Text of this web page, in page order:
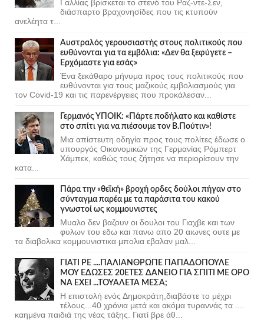
Γαλλίας βρίσκεται το στενό του Ραζ-ντε-Σεν,
διάσπαρτο βραχονησίδες που τις κτυπούν
ανελέητα τ...
Αυστραλός γερουσιαστής στους πολιτικούς που
ευθύνονται για τα εμβόλια: «Δεν θα ξεφύγετε –
Ερχόμαστε για εσάς»
Ένα ξεκάθαρο μήνυμα προς τους πολιτικούς που
ευθύνονται για τους μαζικούς εμβολιασμούς για
τον Covid-19 και τις παρενέργειες που προκάλεσαν...
Γερμανός ΥΠΟΙΚ: «Πάρτε ποδήλατο και καθίστε
στο σπίτι για να πιέσουμε τον Β.Πούτιν»!
Μια απίστευτη οδηγία προς τους πολίτες έδωσε ο
υπουργός Οικονομικών της Γερμανίας Ρόμπερτ
Χάμπεκ, καθώς τους ζήτησε να περιορίσουν την
κατα...
Πάρα την «θεϊκή» βροχή ορδες δούλοι πήγαν στο
σύνταγμα παρέα με τα παράσιτα του κακού
γνωστοί ως κομμουνιστες
Μυαλο δεν βαζουν οι δουλοι του Γιαχβε και των
φυλων του εδω και πανω απο 20 αιωνες ουτε με
τα διαβολικα κομμουνιστικα μπολια εβαλαν μαλ...
ΓΙΑΤΙ ΡΕ ....ΠΑΛΙΑΝΘΡΩΠΕ ΠΑΠΑΔΟΠΟΥΛΕ
ΜΟΥ ΕΔΩΣΕΣ 20ΕΤΕΣ ΔΑΝΕΙΟ ΓΙΑ ΣΠΙΤΙ ΜΕ ΟΡΟ
ΝΑ ΕΧΕΙ ...ΤΟΥΑΛΕΤΑ ΜΕΣΑ;
Η επιστολή ενός Δημοκράτη,διαβάστε το μέχρι
τέλους...40 χρόνια μετά και ακόμα τυραννάς τα ....
καημένα παιδιά της νέας τάξης. Γιατί βρε άθ...